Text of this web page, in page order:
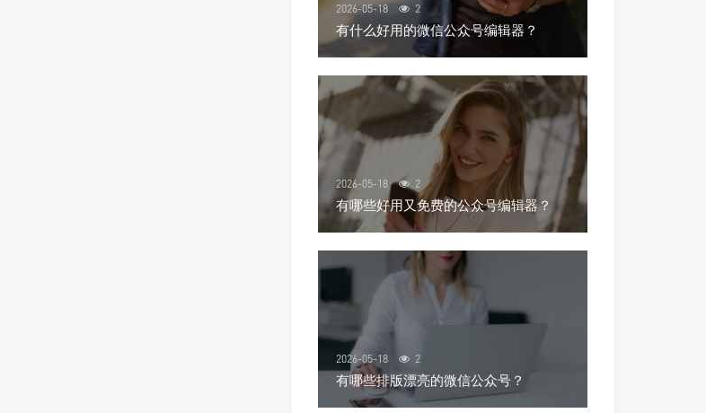
2026-05-18 2
有什么好用的微信公众号编辑器？
2026-05-18 2
有哪些好用又免费的公众号编辑器？
2026-05-18 2
有哪些排版漂亮的微信公众号？